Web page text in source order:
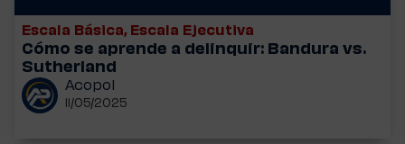
Escala Básica, Escala Ejecutiva
Cómo se aprende a delinquir: Bandura vs.
Sutherland
Acopol
11/05/2025